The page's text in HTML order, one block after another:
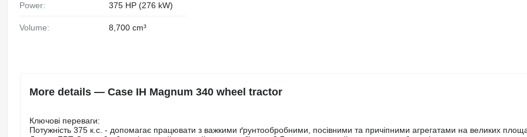
Power: 375 HP (276 kW)
Volume: 8,700 cm³
More details — Case IH Magnum 340 wheel tractor
Ключові переваги:
Потужність 375 к.с. - допомагає працювати з важкими ґрунтообробними, посівними та причіпними агрегатами на великих